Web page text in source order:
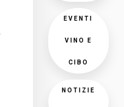
EVENTI
VINO E
CIBO
NOTIZIE